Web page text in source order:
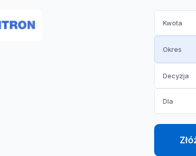
Kwota
Okres
Decyzja
Dla